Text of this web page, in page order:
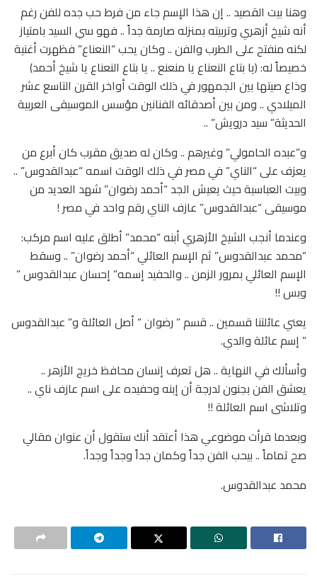
وهنا بيت القصيد .. إن هذا الإسم جاء من فرط حب جده للفن رغم
أنه شيخ أزهري وتربيته بمنزله صارمة جداً .. فهو سي السيد بامتياز
لكنه منفتح على الطرب والفن .. وكان يحب “النعناع” فظهرت أغنية
خصيصاً له: (يا بتاع النعناع يا منعنع .. يا بتاع النعناع يا شيخ أحمد)
وذاع صيتها بين الجمهور في ذلك الوقت أواخر القرن التاسع عشر
الميلادي .. ومن بين أصدقائه الفنانين مؤسس الموسيقى العربية
الحديثة” سيد درويش” ..
و”عبده الحامولي” وغيرهم .. وكان له صديق مقرب كان أبرع من
يعزف على “الناي” في مصر في ذلك الوقت اسمه “عبدالقدوس” ..
وبيت العباسية حيث يعيش الجد “أحمد رضوان” شهد العديد من
موسيقى “عبدالقدوس” عازف الناي رقم واحد في مصر !
وعندما أنجب الشيخ الأزهري أبنه “محمد” أطلق عليه اسم مركب:
“محمد عبدالقدوس” ثم الإسم العائلي “أحمد رضوان” .. وسقط
الإسم العائلي بمرور الزمن .. والحفيد إسمه” إحسان عبدالقدوس ”
وبس !!
يعني عائلتنا قسمين .. قسم ” رضوان ” أصل العائلة و” عبدالقدوس
” إسم عائلة والدي.
وأسألك في النهاية .. هل تعرف إنسان محافظ خريج الأزهر ..
يعشق الفن بجنون لدرجة أن إبنه وحفيده على اسم عازف ناي ..
وتلاشى اسم العائلة !!
وبعدما قرأت موضوعي هذا أعتقد أنك ستقول أن عنوان مقالي
صح تماماً .. بيحب الفن جداً وكمان جداً وجداً وجداً.
محمد عبدالقدوس.